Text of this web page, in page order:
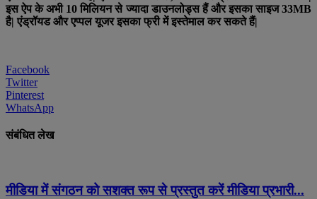
इस ऐप के अभी 10 मिलियन से ज्यादा डाउनलोड्स हैं और इसका साइज 33MB
है| एंड्रॉयड और एप्पल यूजर इसका फ्री में इस्तेमाल कर सकते हैं|
Facebook
Twitter
Pinterest
WhatsApp
संबंधित लेख
मीडिया में संगठन को सशक्त रूप से प्रस्तुत करें मीडिया प्रभारी...